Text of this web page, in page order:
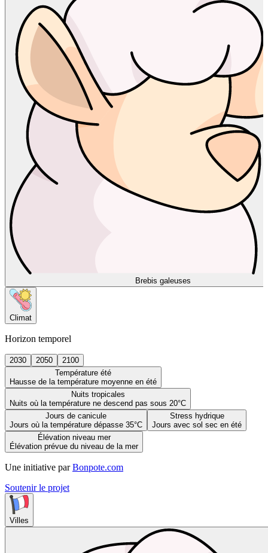
Brebis galeuses
Climat
Horizon temporel
2030 2050
2100
Température été
Hausse de la température moyenne en été
Nuits tropicales
Nuits où la température ne descend pas sous 20°C
Jours de canicule
Jours où la température dépasse 35°C
Stress hydrique
Jours avec sol sec en été
Élévation niveau mer
Élévation prévue du niveau de la mer
Une initiative par Bonpote.com
Soutenir le projet
Villes